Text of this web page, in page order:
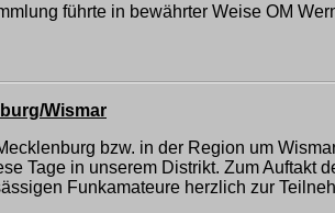
führte in bewährter Weise OM
Wismar
bzw. in der Region um
Tage in unserem Distrikt. Zum
Funkamateure herzlich zur